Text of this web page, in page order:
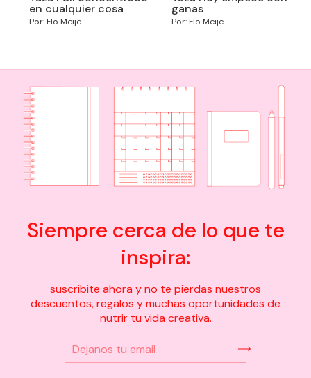
en cualquier cosa
Por: Flo Meije
ganas
Por: Flo Meije
Siempre cerca de lo que te
inspira:
suscribite ahora y no te pierdas nuestros
descuentos, regalos y muchas oportunidades de
nutrir tu vida creativa.